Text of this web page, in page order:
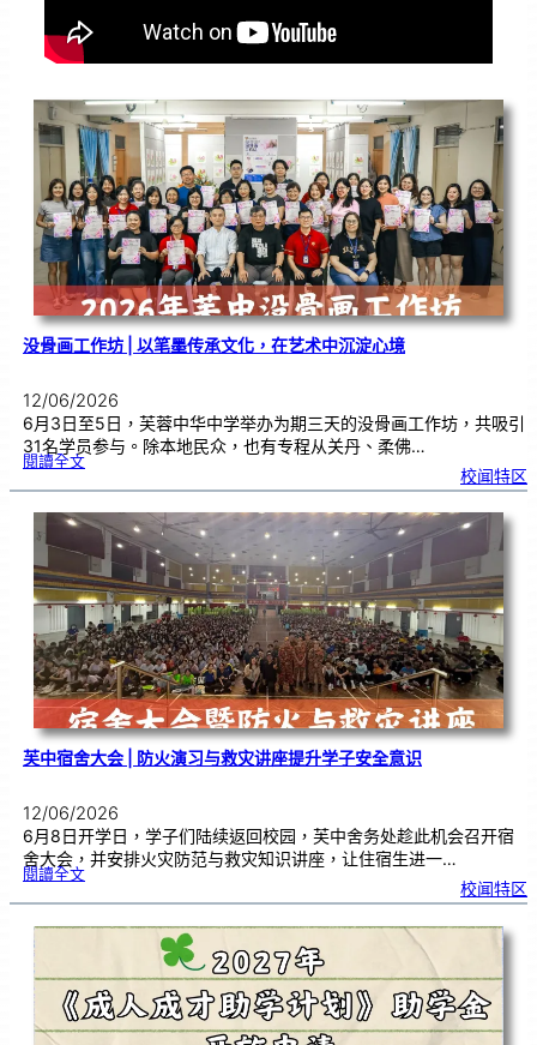
没骨画工作坊 | 以笔墨传承文化，在艺术中沉淀心境
12/06/2026
6月3日至5日，芙蓉中华中学举办为期三天的没骨画工作坊，共吸引
31名学员参与。除本地民众，也有专程从关丹、柔佛…
閱讀全文:没
工
坊
|以
笔
传
承
文
化
，
在
艺
术
中
沉
淀
心
境
校闻特区
芙中宿舍大会 | 防火演习与救灾讲座提升学子安全意识
12/06/2026
6月8日开学日，学子们陆续返回校园，芙中舍务处趁此机会召开宿
舍大会，并安排火灾防范与救灾知识讲座，让住宿生进一…
閱讀全文:芙
宿
舍
会
|
与
救
灾
讲
座
提
升
学
校闻特区